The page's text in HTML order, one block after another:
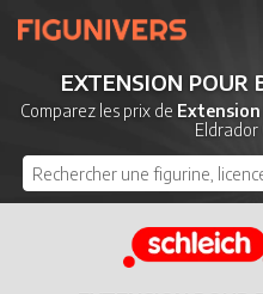
EXTENSION POUR
Comparez les prix de
Eldrador